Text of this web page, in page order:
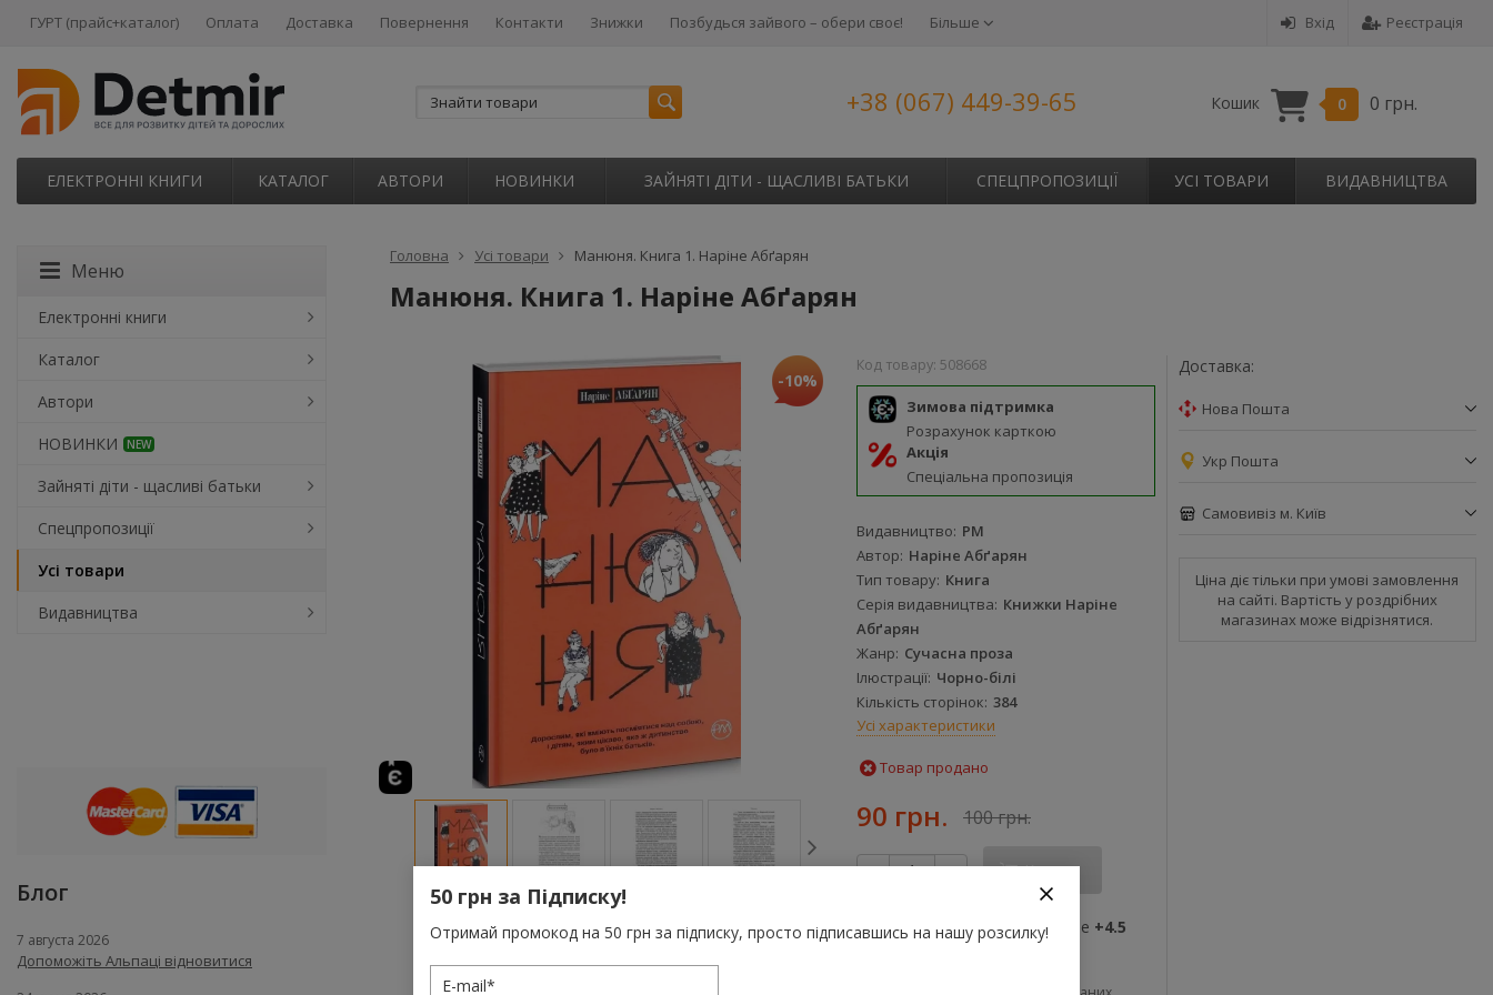
Вхід Реєстрація
ГУРТ (прайс+каталог) Оплата Доставка Повернення Контакти Знижки Позбудься зайвого – обери своє! Більше
+38 (067) 449-39-65 Кошик 0 0 грн.
ЕЛЕКТРОННІ КНИГИ КАТАЛОГ АВТОРИ НОВИНКИ ЗАЙНЯТІ ДІТИ - ЩАСЛИВІ БАТЬКИ СПЕЦПРОПОЗИЦІЇ УСІ ТОВАРИ ВИДАВНИЦТВА
Головна Усі товари Манюня. Книга 1. Наріне Абґарян
Манюня. Книга 1. Наріне Абґарян
-10%
Код товару: 508668
Зимова підтримка
Розрахунок карткою
Акція
Спеціальна пропозиція
Видавництво РМ
Автор Наріне Абґарян
Тип товару Книга
Серія видавництва Книжки Наріне
Абґарян
Жанр Сучасна проза
Ілюстрації Чорно-білі
Кількість сторінок 384
Усі характеристики
Товар продано
90 грн. 100 грн.
- + Купити
За цю покупку ви отримаєте +4.5
Доставка:
Нова Пошта
Укр Пошта
Самовивіз м. Київ
Ціна діє тільки при умові замовлення
на сайті. Вартість у роздрібних
магазинах може відрізнятися.
Меню
Електронні книги
Каталог
Автори
НОВИНКИ
NEW
Зайняті діти - щасливі батьки
Спецпропозиції
Усі товари
Видавництва
Блог
7 августа 2026
Допоможіть Альпаці відновитися
50 грн за Підписку!
Отримай промокод на 50 грн за підписку, просто підписавшись на нашу розсилку!